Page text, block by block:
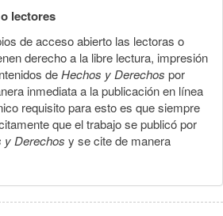
lectores
de acceso abierto las lectoras o
derecho a la libre lectura, impresión
deHechos y Derechos por
inmediata a la publicación en línea
requisito para esto es que siempre
que el trabajo se publicó por
y Derechos y se cite de manera